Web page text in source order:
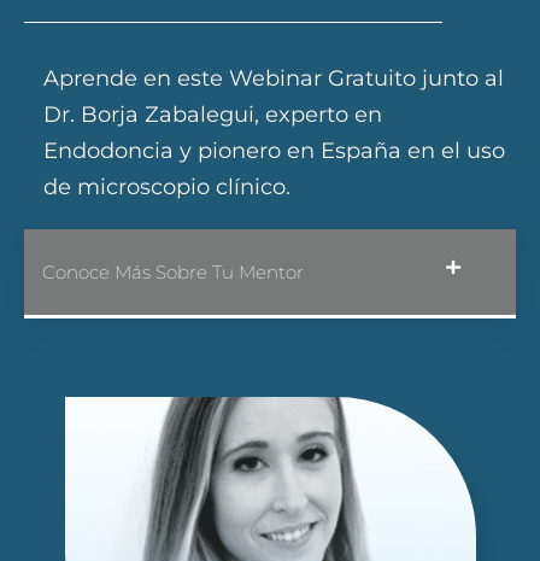
Aprende en este Webinar Gratuito junto al
Dr. Borja Zabalegui, experto en
Endodoncia y pionero en España en el uso
de microscopio clínico.
Conoce Más Sobre Tu Mentor